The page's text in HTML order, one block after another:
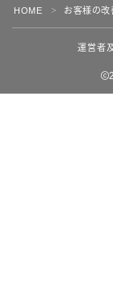
HOME ＞ お客様の改
運営者